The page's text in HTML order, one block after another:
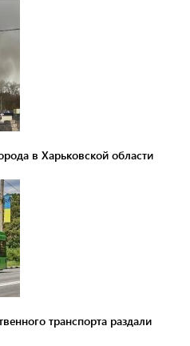
в Харьковской области
транспорта раздали